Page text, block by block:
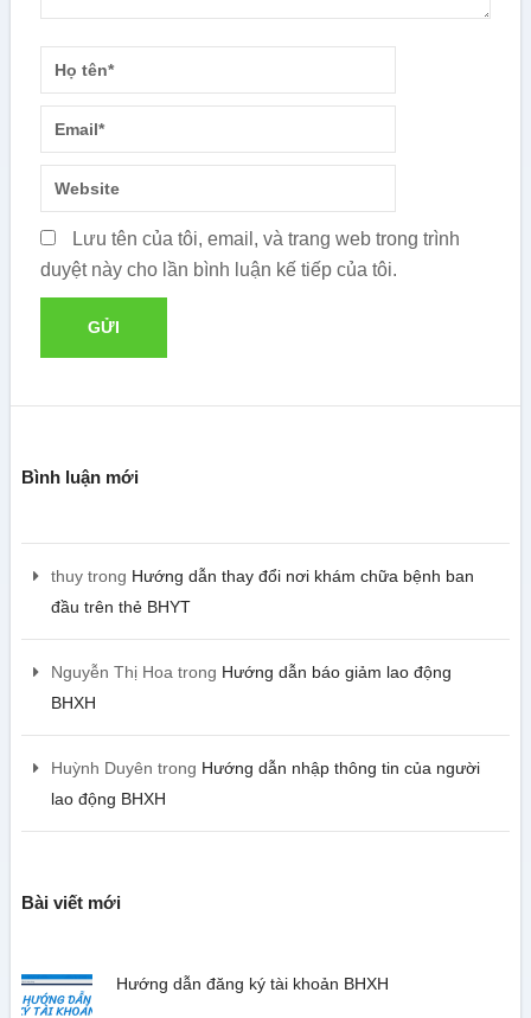
Lưu tên của tôi, email, và trang web trong trình
duyệt này cho lần bình luận kế tiếp của tôi.
Bình luận mới
thuytrong Hướng dẫn thay đổi nơi khám chữa bệnh ban
đầu trên thẻ BHYT
Nguyễn Thị Hoa trong Hướng dẫn báo giảm lao động
BHXH
Huỳnh Duyên trong Hướng dẫn nhập thông tin của người
lao động BHXH
Bài viết mới
Hướng dẫn đăng ký tài khoản BHXH